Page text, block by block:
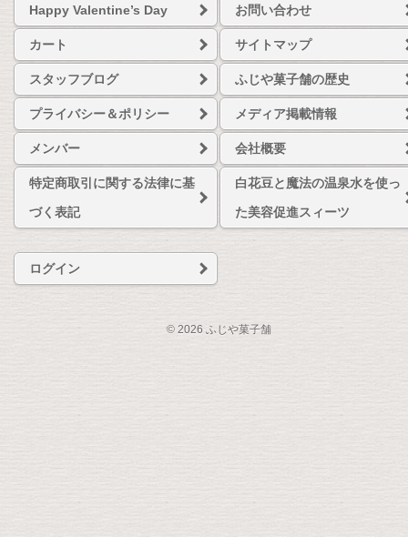
Happy Valentine’s Day お問い合わせ
カート サイトマップ
スタッフブログ ふじや菓子舗の歴史
プライバシー＆ポリシー メディア掲載情報
メンバー 会社概要
特定商取引に関する法律に基
づく表記
白花豆と魔法の温泉水を使っ
た美容促進スィーツ
ログイン
© 2026 ふじや菓子舗